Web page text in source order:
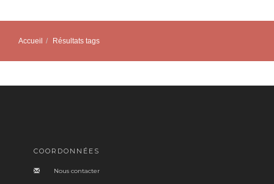
Accueil Résultats tags
COORDONNÉES
Nous contacter